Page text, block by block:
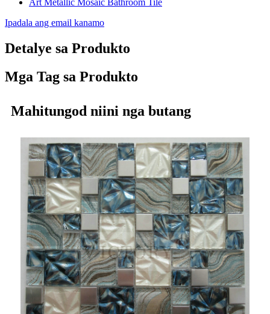
Ipadala ang email kanamo
Detalye sa Produkto
Mga Tag sa Produkto
Mahitungod niini nga butang